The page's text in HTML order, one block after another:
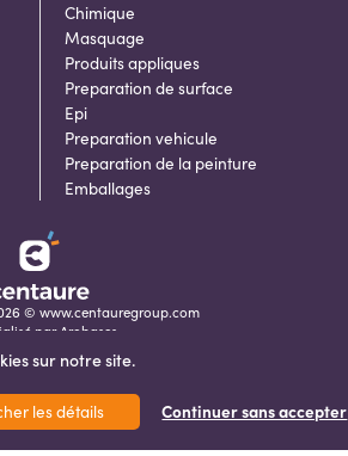
Chimique
Masquage
Produits appliques
Preparation de surface
Epi
Preparation vehicule
Preparation de la peinture
Emballages
© www.centauregroup.com
par Arobases
sur notre site.
les détails Continuer sans accepter